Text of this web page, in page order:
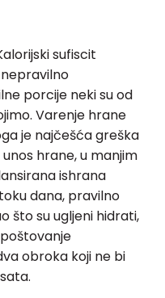
sufiscit
porcije neki su od
Varenje hrane
je najčešća greška
hrane, u manjim
ishrana
dana, pravilno
što su ugljeni hidrati,
obroka koji ne bi